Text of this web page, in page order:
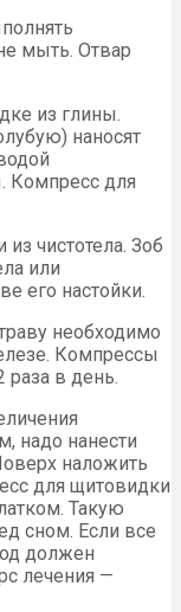
мыть. Отвар
из глины.
наносят
Компресс для
чистотела. Зоб
или
его настойки.
необходимо
Компрессы
раза в день.
надо нанести
наложить
для щитовидки
Такую
сном. Если все
должен
лечения —